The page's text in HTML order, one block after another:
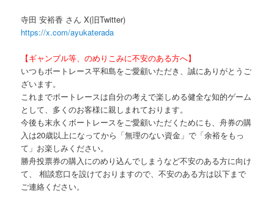
寺田 安裕香 さん X(旧Twitter)
https://x.com/ayukaterada
【ギャンブル等、のめりこみに不安のある方へ】
いつもボートレース平和島をご愛顧いただき、誠にありがとうご
ざいます。
これまでボートレースは自分の考えで楽しめる健全な知的ゲーム
として、多くのお客様に親しまれております。
今後も末永くボートレースをご愛顧いただくためにも、舟券の購
入は20歳以上になってから「無理のない資金」で「余裕をもっ
て」お楽しみください。
勝舟投票券の購入にのめり込んでしまうなど不安のある方に向け
て、 相談窓口を設けておりますので、不安のある方は以下まで
ご連絡ください。